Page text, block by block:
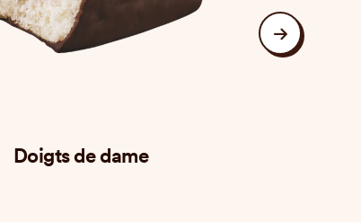
Doigts de dame
suivant